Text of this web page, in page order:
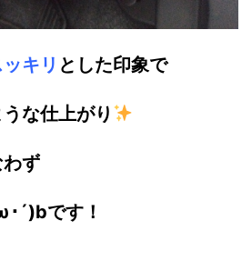
キリ とした印象で
な仕上がり
ず
´)bです！